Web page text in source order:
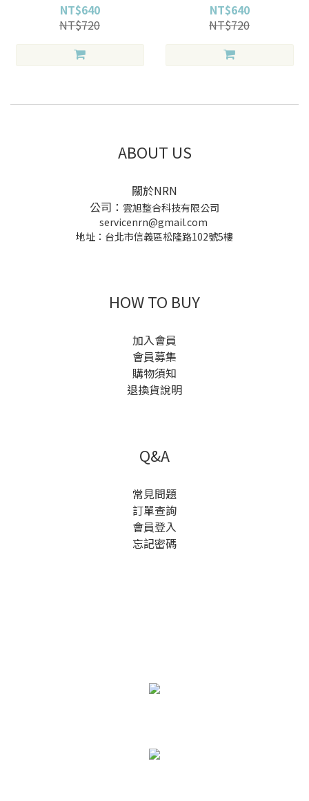
NT$640
NT$720
NT$640
NT$720
ABOUT US
關於NRN
公司： 雲旭整合科技有限公司
servicenrn@gmail.com
地址：台北市信義區松隆路102號5樓
HOW TO BUY
加入會員
會員募集
購物須知
退換貨說明
Q&A
常見問題
訂單查詢
會員登入
忘記密碼